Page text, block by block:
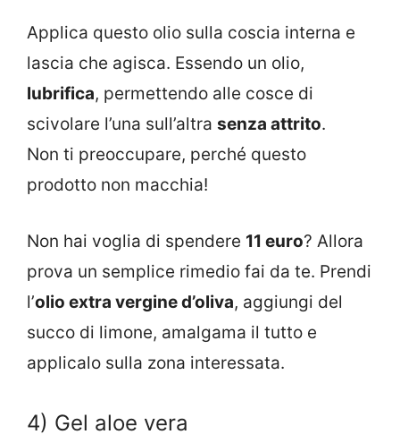
Applica questo olio sulla coscia interna e
lascia che agisca. Essendo un olio,
lubrifica, permettendo alle cosce di
scivolare l’una sull’altra senza attrito.
Non ti preoccupare, perché questo
prodotto non macchia!
Non hai voglia di spendere 11 euro? Allora
prova un semplice rimedio fai da te. Prendi
l’olio extra vergine d’oliva, aggiungi del
succo di limone, amalgama il tutto e
applicalo sulla zona interessata.
4) Gel aloe vera